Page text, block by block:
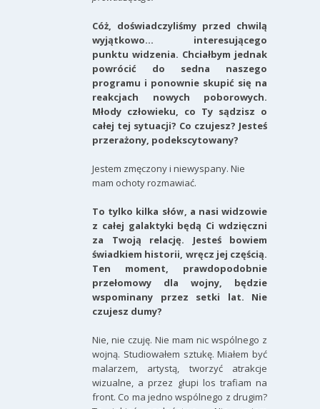
Cóż, doświadczyliśmy przed chwilą
wyjątkowo… interesującego
punktu widzenia. Chciałbym jednak
powrócić do sedna naszego
programu i ponownie skupić się na
reakcjach nowych poborowych.
Młody człowieku, co Ty sądzisz o
całej tej sytuacji? Co czujesz? Jesteś
przerażony, podekscytowany?
Jestem zmęczony i niewyspany. Nie
mam ochoty rozmawiać.
To tylko kilka słów, a nasi widzowie
z całej galaktyki będą Ci wdzięczni
za Twoją relację. Jesteś bowiem
świadkiem historii, wręcz jej częścią.
Ten moment, prawdopodobnie
przełomowy dla wojny, będzie
wspominany przez setki lat. Nie
czujesz dumy?
Nie, nie czuję. Nie mam nic wspólnego z
wojną. Studiowałem sztukę. Miałem być
malarzem, artystą, tworzyć atrakcje
wizualne, a przez głupi los trafiam na
front. Co ma jedno wspólnego z drugim?